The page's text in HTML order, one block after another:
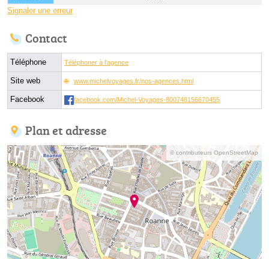
Signaler une erreur
Contact
Téléphone Téléphoner à l'agence
Site web www.michelvoyages.fr/nos-agences.html
Facebook facebook.com/Michel-Voyages-800748156670455
Plan et adresse
© contributeurs OpenStreetMap